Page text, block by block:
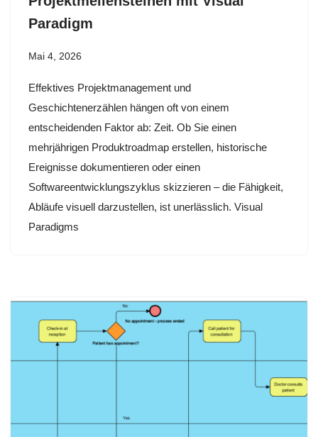
Paradigm
Mai 4, 2026
Effektives Projektmanagement und
Geschichtenerzählen hängen oft von einem
entscheidenden Faktor ab: Zeit. Ob Sie einen
mehrjährigen Produktroadmap erstellen, historische
Ereignisse dokumentieren oder einen
Softwareentwicklungszyklus skizzieren – die Fähigkeit,
Abläufe visuell darzustellen, ist unerlässlich. Visual
Paradigms